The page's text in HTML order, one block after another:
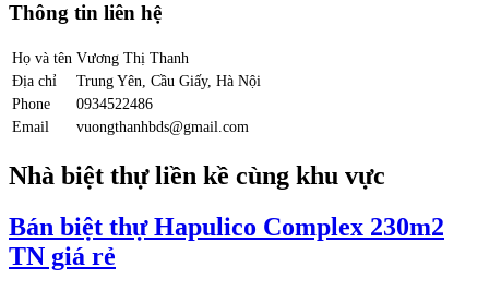
Thông tin liên hệ
Họ và tên Vương Thị Thanh
Địa chỉ
Trung Yên, Cầu Giấy, Hà Nội
Phone
0934522486
Email
vuongthanhbds@gmail.com
Nhà biệt thự liền kề cùng khu vực
Bán biệt thự Hapulico Complex 230m2
TN giá rẻ